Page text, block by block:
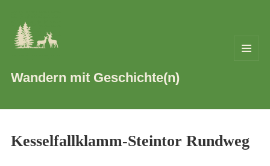
Wandern mit Geschichte(n)
Kesselfallklamm-Steintor Rundweg